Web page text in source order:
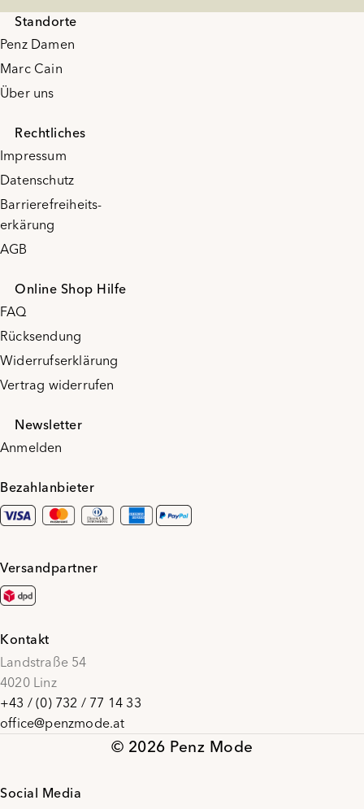
Standorte
Penz Damen
Marc Cain
Über uns
Rechtliches
Impressum
Datenschutz
Barrierefreiheits-
erkärung
AGB
Online Shop Hilfe
FAQ
Rücksendung
Widerrufserklärung
Vertrag widerrufen
Newsletter
Anmelden
Bezahlanbieter
Versandpartner
Kontakt
Landstraße 54
4020 Linz
+43 / (0) 732 / 77 14 33
office@penzmode.at
© 2026 Penz Mode
Social Media